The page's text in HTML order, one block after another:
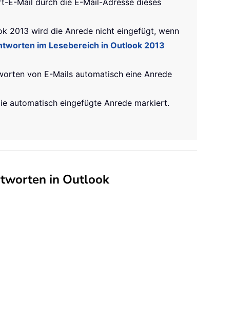
2013 wird die Anrede nicht eingefügt, wenn
im Lesebereich in Outlook 2013
von E-Mails automatisch eine Anrede
automatisch eingefügte Anrede markiert.
in Outlook